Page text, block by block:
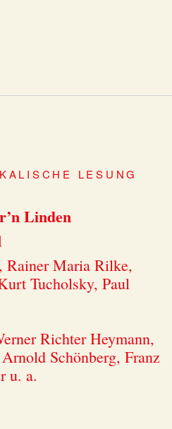
LESUNG
Linden
Rainer Maria Rilke,
Tucholsky, Paul
Richter Heymann,
Schönberg, Franz
u. a.